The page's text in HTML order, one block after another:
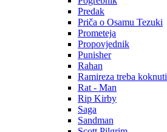
Predak
Priča o Osamu Tezuki
Prometeja
Propovjednik
Punisher
Rahan
Ramireza treba koknuti
Rat - Man
Rip Kirby
Saga
Sandman